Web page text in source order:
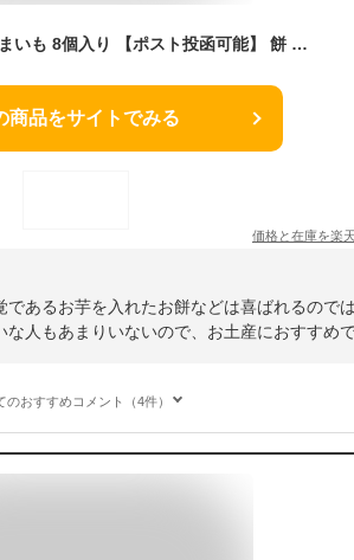
羽二重餅 金時芋 さつまいも 8個入り 【ポスト投函可能】 餅 お餅 和菓子 スイーツ お菓子 福井 銘菓 北陸 ギフト 贈り物 お土産 お供え 内祝い お返し 母の日 父の日 バレンタインデー お中元 敬老の日 お歳暮 お年賀
商品をサイトでみる
価格と在庫を楽天
あるお芋を入れたお餅などは喜ばれるので
人もあまりいないので、お土産におすすめで
のおすすめコメント（4件）